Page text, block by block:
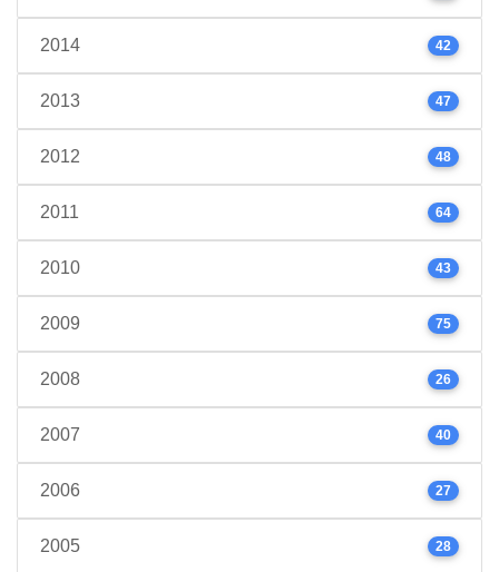
2014 42
2013 47
2012 48
2011 64
2010 43
2009 75
2008 26
2007 40
2006 27
2005 28